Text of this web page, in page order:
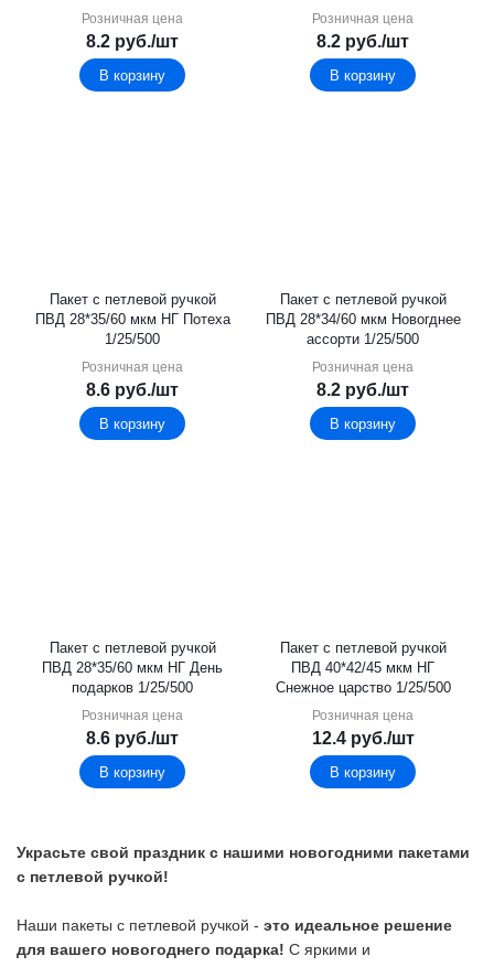
Розничная цена
8.2 руб./шт
В корзину
Розничная цена
8.2 руб./шт
В корзину
Пакет с петлевой ручкой
ПВД 28*35/60 мкм НГ Потеха
1/25/500
Розничная цена
8.6 руб./шт
В корзину
Пакет с петлевой ручкой
ПВД 28*34/60 мкм Новогднее
ассорти 1/25/500
Розничная цена
8.2 руб./шт
В корзину
Пакет с петлевой ручкой
ПВД 28*35/60 мкм НГ День
подарков 1/25/500
Розничная цена
8.6 руб./шт
В корзину
Пакет с петлевой ручкой
ПВД 40*42/45 мкм НГ
Снежное царство 1/25/500
Розничная цена
12.4руб./шт
В корзину
Украсьте свой праздник с нашими новогодними пакетами
с петлевой ручкой!
Наши пакеты с петлевой ручкой - это идеальное решение
для вашего новогоднего подарка! С яркими и